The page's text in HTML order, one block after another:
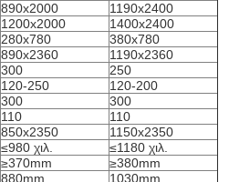
890x2000
1190x2400
1200x2000
1400x2400
280x780
380x780
890x2360
1190x2360
300
250
120-250
120-200
300
300
110
110
850x2350
1150x2350
≤980 χιλ.
≤1180 χιλ.
≥370mm
≥380mm
880mm
1030mm